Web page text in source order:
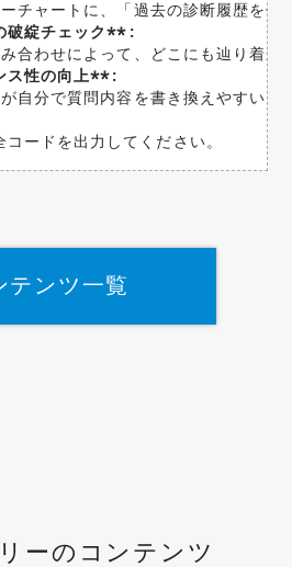
チャートに、「過去の診断履歴を
破綻チェック** :
合わせによって、どこにも辿り着
ス性の向上**:
自分で質問内容を書き換えやすい
ードを出力してください。
テンツ一覧
ーのコンテンツ